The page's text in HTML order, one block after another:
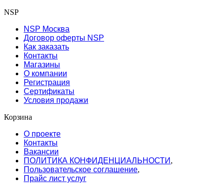
NSP
NSP Москва
Договор оферты NSP
Как заказать
Контакты
Магазины
О компании
Регистрация
Сертификаты
Условия продажи
Корзина
О проекте
Контакты
Вакансии
ПОЛИТИКА КОНФИДЕНЦИАЛЬНОСТИ ,
Пользовательское соглашение,
Прайс лист услуг